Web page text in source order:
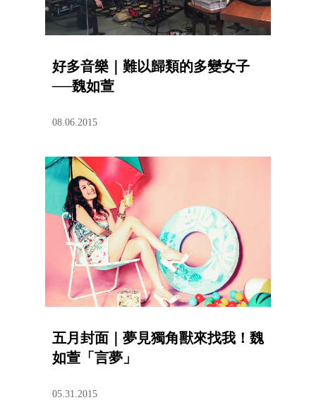
好多音樂｜難以歸類的多變女子
──魏如萱
08.06.2015
五月封面｜夢見獨角獸來找我！魏
如萱「言夢」
05.31.2015